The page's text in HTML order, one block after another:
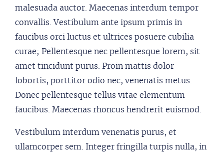
malesuada auctor. Maecenas interdum tempor
convallis. Vestibulum ante ipsum primis in
faucibus orci luctus et ultrices posuere cubilia
curae; Pellentesque nec pellentesque lorem, sit
amet tincidunt purus. Proin mattis dolor
lobortis, porttitor odio nec, venenatis metus.
Donec pellentesque tellus vitae elementum
faucibus. Maecenas rhoncus hendrerit euismod.
Vestibulum interdum venenatis purus, et
ullamcorper sem. Integer fringilla turpis nulla, in